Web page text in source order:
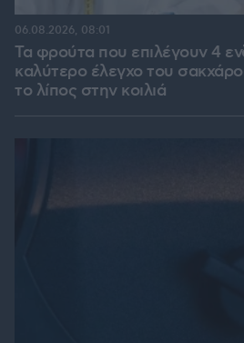
Τα φρούτα που επιλέγουν 4
καλύτερο έλεγχο του
το λίπος στην κοιλιά
06.08.2026, 08:01